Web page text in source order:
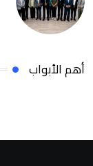
أهم الأبواب